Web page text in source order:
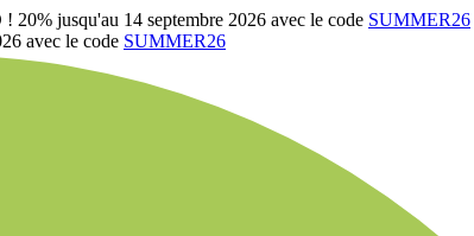
20% jusqu'au 14 septembre 2026 avec le code SUMMER26
avec le code SUMMER26